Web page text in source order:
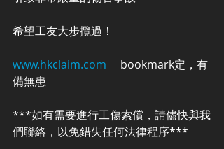
希望工友大步攬過！
www.hkclaim.com
     bookmark定，有
備無患
***如有需要進行工傷索償，請儘快與我
們聯絡，以免錯失任何法律程序***